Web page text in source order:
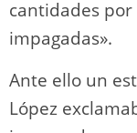
cantidades por
impagadas».
Ante ello un
López